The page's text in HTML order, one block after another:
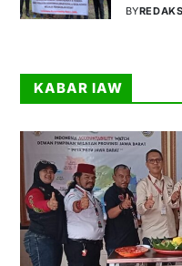
BY
KABAR IAW